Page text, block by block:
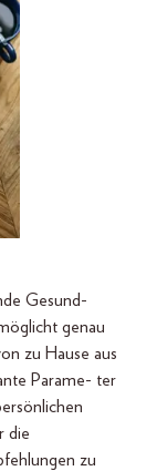
Gesund-
genau
zu Hause aus
Parame- ter
die
zu